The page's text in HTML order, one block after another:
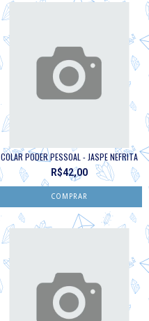
COLAR PODER PESSOAL - JASPE NEFRITA
R$42,00